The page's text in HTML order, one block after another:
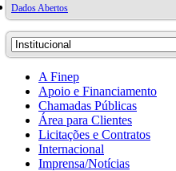
Dados Abertos
A Finep
Apoio e Financiamento
Chamadas Públicas
Área para Clientes
Licitações e Contratos
Internacional
Imprensa/Notícias